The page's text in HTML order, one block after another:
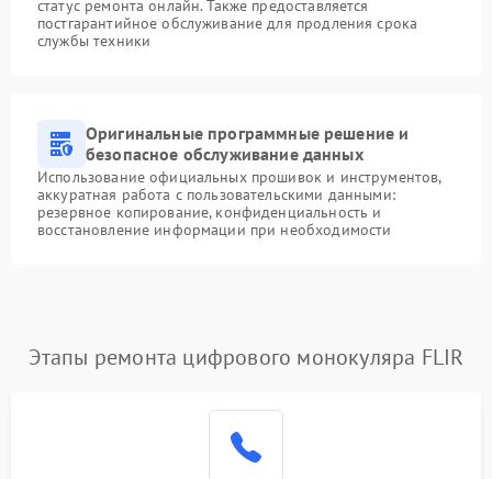
статус ремонта онлайн. Также предоставляется
постгарантийное обслуживание для продления срока
службы техники
Оригинальные программные решение и
безопасное обслуживание данных
Использование официальных прошивок и инструментов,
аккуратная работа с пользовательскими данными:
резервное копирование, конфиденциальность и
восстановление информации при необходимости
Этапы ремонта цифрового монокуляра FLIR